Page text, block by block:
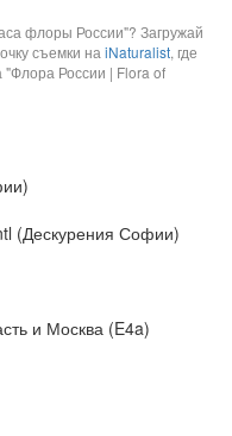
флоры России"? Загружай
съемки на iNaturalist, где
"Флора России | Flora of
(Дескурения Софии)
и Москва (E4a)